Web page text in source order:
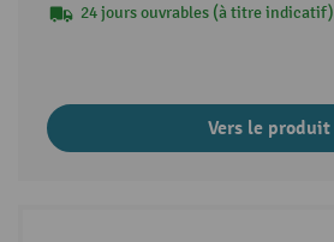
24 jours ouvrables (à titre indicatif)
Vers le produit